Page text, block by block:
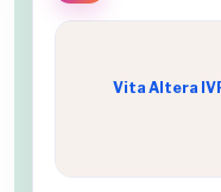
Vita Altera